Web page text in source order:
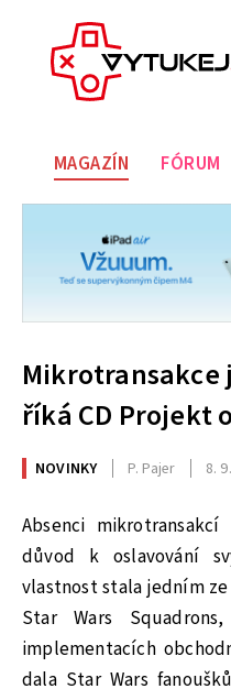
MAGAZÍN FÓRUM
říká CD Projekt
NOVINKY P. Pajer 8.
Absenci
důvod k oslavování
vlastnost stala jedním
Star Wars
implementacích
dala Star Wars